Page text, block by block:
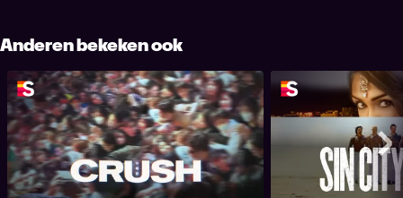
Anderen bekeken ook
Crush
Sin City Gigolo: